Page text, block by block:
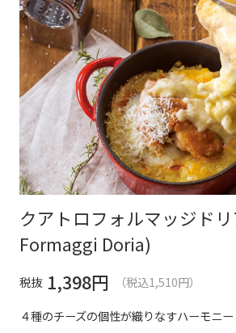
クアトロフォルマッジド
Formaggi Doria)
税抜 1,398円
（税込1,510円）
４種のチーズの個性が織りなすハーモニ